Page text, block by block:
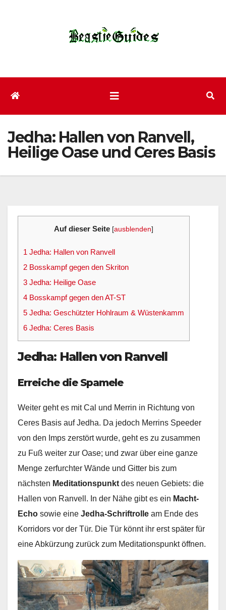
Jedha: Hallen von Ranvell,
Heilige Oase und Ceres Basis
Auf dieser Seite [ausblenden]
1 Jedha: Hallen von Ranvell
2 Bosskampf gegen den Skriton
3 Jedha: Heilige Oase
4 Bosskampf gegen den AT-ST
5 Jedha: Geschützter Hohlraum & Wüstenkamm
6 Jedha: Ceres Basis
Jedha: Hallen von Ranvell
Erreiche die Spamele
Weiter geht es mit Cal und Merrin in Richtung von
Ceres Basis auf Jedha. Da jedoch Merrins Speeder
von den Imps zerstört wurde, geht es zu zusammen
zu Fuß weiter zur Oase; und zwar über eine ganze
Menge zerfurchter Wände und Gitter bis zum
nächsten Meditationspunkt des neuen Gebiets: die
Hallen von Ranvell. In der Nähe gibt es ein Macht-
Echo sowie eine Jedha-Schriftrolle am Ende des
Korridors vor der Tür. Die Tür könnt ihr erst später für
eine Abkürzung zurück zum Meditationspunkt öffnen.